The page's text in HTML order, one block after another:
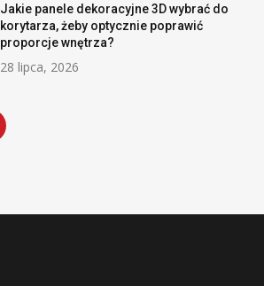
Jakie panele dekoracyjne 3D wybrać do
korytarza, żeby optycznie poprawić
proporcje wnętrza?
28 lipca, 2026